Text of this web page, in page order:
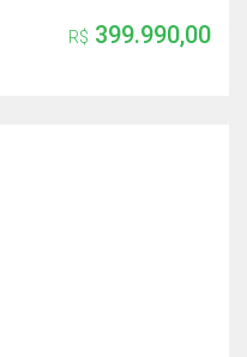
R$ 399.990,00